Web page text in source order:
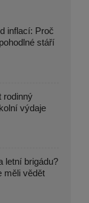
inflací: Proč
stáří
rodinný
výdaje
letní brigádu?
měli vědět